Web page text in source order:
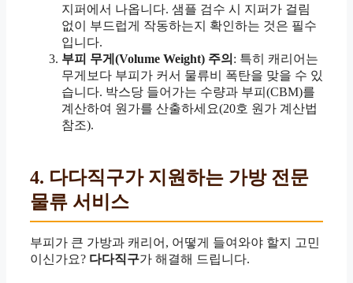
지퍼에서 나옵니다. 샘플 검수 시 지퍼가 걸림
없이 부드럽게 작동하는지 확인하는 것은 필수
입니다.
부피 무게(Volume Weight) 주의 : 특히 캐리어는
무게보다 부피가 커서 물류비 폭탄을 맞을 수 있
습니다. 박스당 들어가는 수량과 부피(CBM)를
계산하여 원가를 산출하세요(20호 원가 계산법
참조).
4. 다다직구가 지원하는 가방 전문
물류 서비스
부피가 큰 가방과 캐리어, 어떻게 들여와야 할지 고민
이신가요? 다다직구가 해결해 드립니다.